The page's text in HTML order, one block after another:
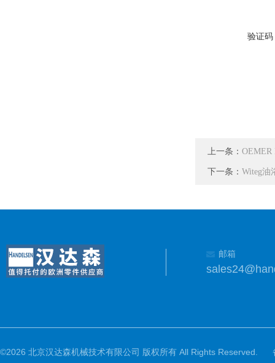
验证码
上一条：
下一条： Witeg油
邮箱
©2026 北京汉达森机械技术有限公司 版权所有 All Rights Reserved.